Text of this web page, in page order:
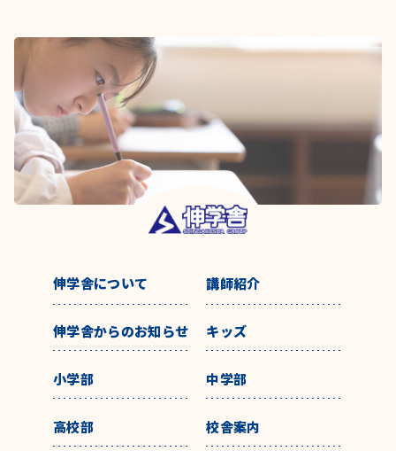
伸学舎について 講師紹介
伸学舎からのお知らせ キッズ
小学部 中学部
高校部 校舎案内